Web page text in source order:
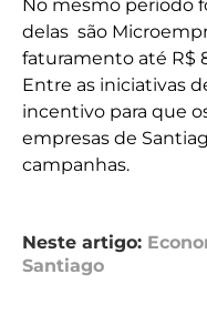
No mesmo período
delas são
faturamento até R$
Entre as iniciativas
incentivo para que
empresas de
campanhas.
Neste artigo:
Santiago